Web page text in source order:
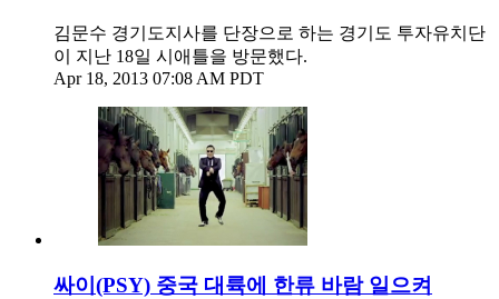
김문수 경기도지사를 단장으로 하는 경기도 투자유치단
이 지난 18일 시애틀을 방문했다.
Apr 18, 2013 07:08 AM PDT
싸이(PSY) 중국 대륙에 한류 바람 일으켜